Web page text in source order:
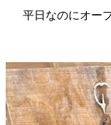
平日なのにオー